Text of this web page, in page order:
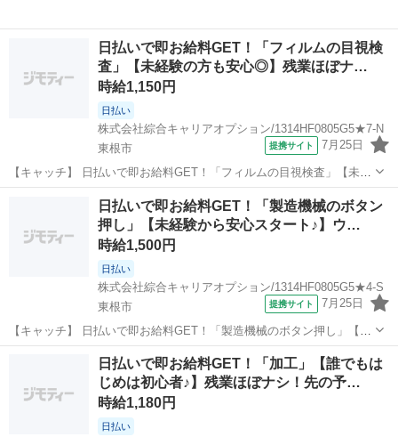
日払いで即お給料GET！「フィルムの目視検
査」【未経験の方も安心◎】残業ほぼナ…
時給1,150円
日払い
株式会社綜合キャリアオプション/1314HF0805G5★7-N
東根市
提携サイト 7月25日
【キャッチ】 日払いで即お給料GET！「フィルムの目視検査」【未経
験の方も安心◎】残業ほぼナシでプラ充！土日祝休み！高！ 【コメン
ト】 弊社なら事前の職場見学が多数！お仕事安心スタート★★ 「派遣
では働いたことが無くて気...
東根市 仕分け
日払いで即お給料GET！「製造機械のボタン
押し」【未経験から安心スタート♪】ウ…
時給1,500円
日払い
株式会社綜合キャリアオプション/1314HF0805G5★4-S
東根市
提携サイト 7月25日
【キャッチ】 日払いで即お給料GET！「製造機械のボタン押し」【未
経験から安心スタート♪】ウレシイ☆土日祝休♪憧れの高収入Work！！
歓迎！ 「未経験だけ...
東根市 工場
日払いで即お給料GET！「加工」【誰でもは
じめは初心者♪】残業ほぼナシ！先の予…
時給1,180円
日払い